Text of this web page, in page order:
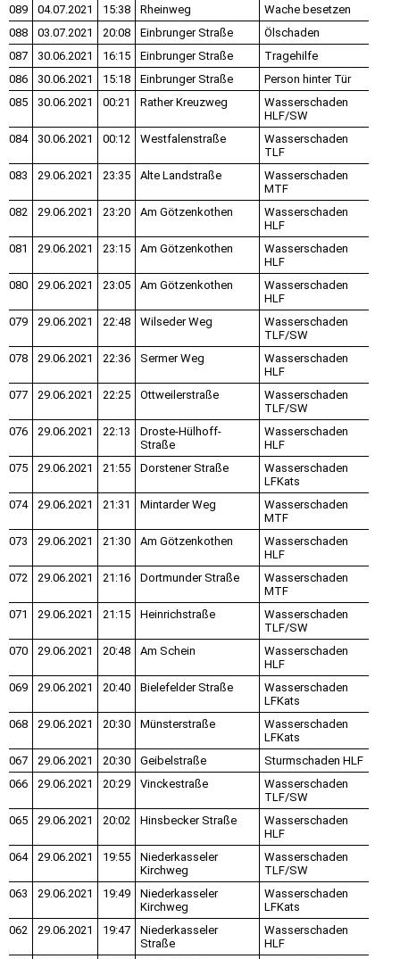
089 04.07.2021 15:38 Rheinweg
Wache besetzen
088
03.07.2021 20:08 Einbrunger Straße
Ölschaden
087
30.06.2021 16:15 Einbrunger Straße
Tragehilfe
086
30.06.2021 15:18 Einbrunger Straße
Person hinter Tür
085
30.06.2021 00:21 Rather Kreuzweg
Wasserschaden
HLF/SW
084
30.06.2021 00:12 Westfalenstraße
Wasserschaden
TLF
083
29.06.2021 23:35 Alte Landstraße
Wasserschaden
MTF
082
29.06.2021 23:20 Am Götzenkothen
Wasserschaden
HLF
081
29.06.2021 23:15 Am Götzenkothen
Wasserschaden
HLF
080
29.06.2021 23:05 Am Götzenkothen
Wasserschaden
HLF
079
29.06.2021 22:48 Wilseder Weg
Wasserschaden
TLF/SW
078
29.06.2021 22:36 Sermer Weg
Wasserschaden
HLF
077
29.06.2021 22:25 Ottweilerstraße
Wasserschaden
TLF/SW
076
29.06.2021 22:13
Droste-Hülhoff-
Straße
Wasserschaden
HLF
075
29.06.2021 21:55 Dorstener Straße
Wasserschaden
LFKats
074
29.06.2021 21:31 Mintarder Weg
Wasserschaden
MTF
073
29.06.2021 21:30 Am Götzenkothen
Wasserschaden
HLF
072
29.06.2021 21:16 Dortmunder Straße
Wasserschaden
MTF
071
29.06.2021 21:15 Heinrichstraße
Wasserschaden
TLF/SW
070
29.06.2021 20:48 Am Schein
Wasserschaden
HLF
069
29.06.2021 20:40 Bielefelder Straße
Wasserschaden
LFKats
068
29.06.2021 20:30 Münsterstraße
Wasserschaden
LFKats
067
29.06.2021 20:30 Geibelstraße
Sturmschaden HLF
066
29.06.2021 20:29 Vinckestraße
Wasserschaden
TLF/SW
065
29.06.2021 20:02 Hinsbecker Straße
Wasserschaden
HLF
064
29.06.2021 19:55
Niederkasseler
Kirchweg
Wasserschaden
TLF/SW
063
29.06.2021 19:49
Niederkasseler
Kirchweg
Wasserschaden
LFKats
062
29.06.2021 19:47
Niederkasseler
Straße
Wasserschaden
HLF